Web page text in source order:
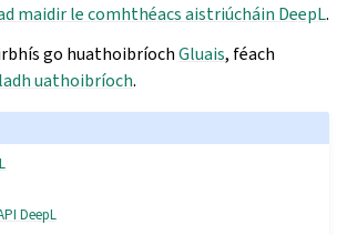
maidir le comhthéacs aistriúcháin DeepL.
go huathoibríochGluais, féach
uathoibríoch.
DeepL